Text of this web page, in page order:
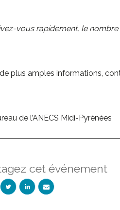
vous rapidement, le
plus amples informations,
de l’ANECS Midi-Pyrénées
cet événement